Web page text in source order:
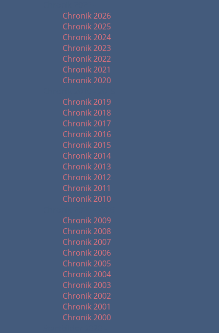
Chronik 2026
Chronik 2025
Chronik 2024
Chronik 2023
Chronik 2022
Chronik 2021
Chronik 2020
Chronik 2019
Chronik 2018
Chronik 2017
Chronik 2016
Chronik 2015
Chronik 2014
Chronik 2013
Chronik 2012
Chronik 2011
Chronik 2010
Chronik 2009
Chronik 2008
Chronik 2007
Chronik 2006
Chronik 2005
Chronik 2004
Chronik 2003
Chronik 2002
Chronik 2001
Chronik 2000